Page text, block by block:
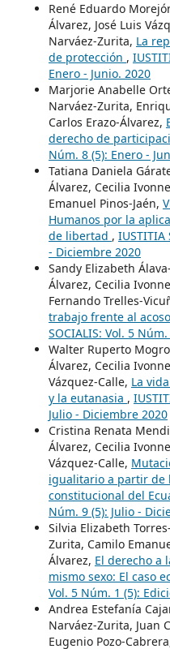
René Eduardo
Álvarez, José Luis
Narváez-Zurita, La
de protección ,
Enero - Junio. 2020
Marjorie Anabelle
Narváez-Zurita,
Carlos Erazo-Álvarez,
derecho de
Núm. 8 (5): Enero -
Tatiana Daniela
Álvarez, Cecilia
Emanuel Pinos-Jaén,
Humanos por la
de libertad , IUSTITIA
- Diciembre 2020
Sandy Elizabeth
Álvarez, Cecilia
Fernando Trelles-
trabajo frente al
SOCIALIS: Vol. 5
Walter Ruperto
Álvarez, Cecilia
Vázquez-Calle, La
y la eutanasia ,
Julio - Diciembre 2020
Cristina Renata
Álvarez, Cecilia
Vázquez-Calle,
igualitario a partir de
constitucional del
Núm. 9 (5): Julio -
Silvia Elizabeth
Zurita, Camilo
Álvarez, El derecho a
mismo sexo: El caso
Vol. 5 Núm. 1 (5):
Andrea Estefanía
Narváez-Zurita, Juan
Eugenio Pozo-